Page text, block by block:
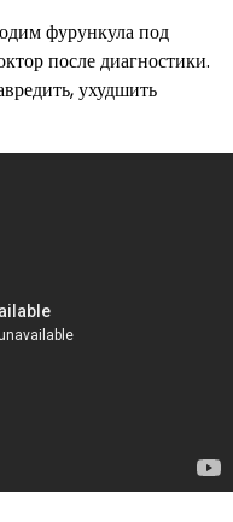
фурункула под
после диагностики.
ухудшить